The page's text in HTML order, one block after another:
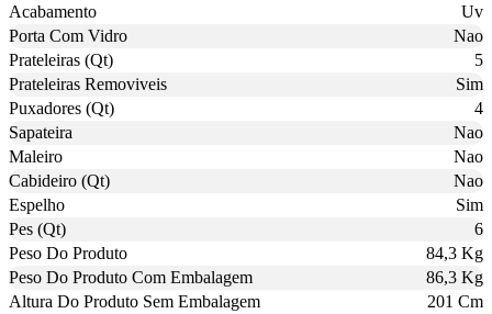
Acabamento
Uv
Porta Com Vidro
Nao
Prateleiras (Qt)
5
Prateleiras Removiveis
Sim
Puxadores (Qt)
4
Sapateira
Nao
Maleiro
Nao
Cabideiro (Qt)
Nao
Espelho
Sim
Pes (Qt)
6
Peso Do Produto
84,3 Kg
Peso Do Produto Com Embalagem
86,3 Kg
Altura Do Produto Sem Embalagem
201 Cm